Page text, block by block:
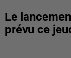
Le
prévu ce